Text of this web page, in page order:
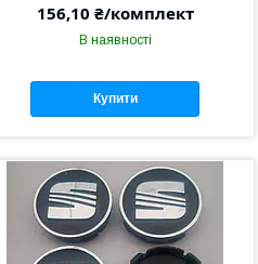
156,10 ₴/комплект
В наявності
Купити